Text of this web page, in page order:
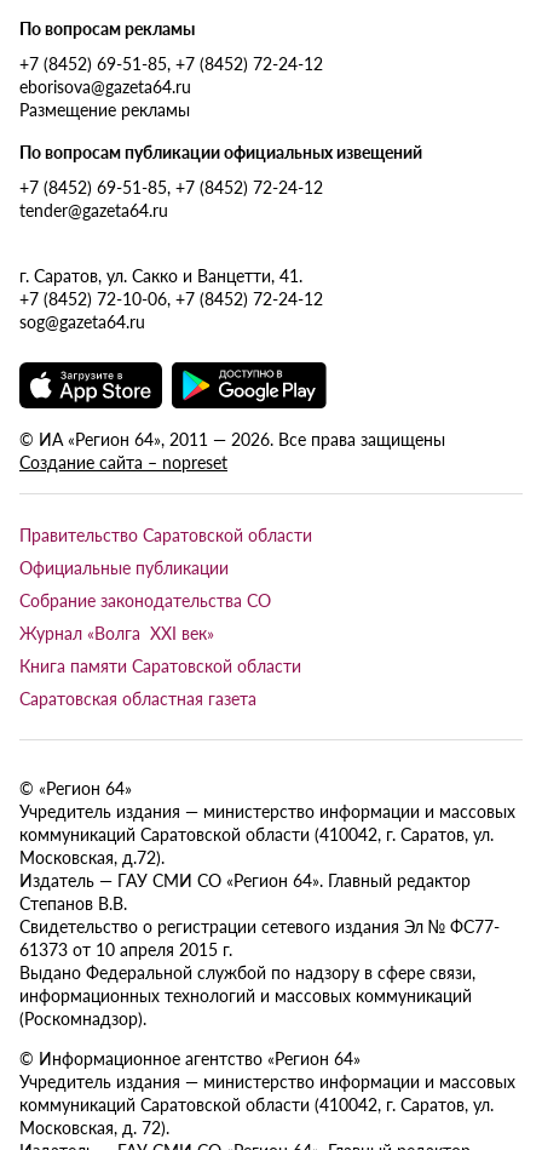
По вопросам рекламы
+7 (8452) 69-51-85, +7 (8452) 72-24-12
eborisova@gazeta64.ru
Размещение рекламы
По вопросам публикации официальных извещений
+7 (8452) 69-51-85, +7 (8452) 72-24-12
tender@gazeta64.ru
г. Саратов, ул. Сакко и Ванцетти, 41.
+7 (8452) 72-10-06, +7 (8452) 72-24-12
sog@gazeta64.ru
© ИА «Регион 64», 2011 — 2026. Все права защищены
Создание сайта – nopreset
Правительство Саратовской области
Официальные публикации
Собрание законодательства СО
Журнал «Волга XXI век»
Книга памяти Саратовской области
Саратовская областная газета
© «Регион 64»
Учредитель издания — министерство информации и массовых
коммуникаций Саратовской области (410042, г. Саратов, ул.
Московская, д.72).
Издатель — ГАУ СМИ СО «Регион 64». Главный редактор
Степанов В.В.
Свидетельство о регистрации сетевого издания Эл № ФС77-
61373 от 10 апреля 2015 г.
Выдано Федеральной службой по надзору в сфере связи,
информационных технологий и массовых коммуникаций
(Роскомнадзор).
© Информационное агентство «Регион 64»
Учредитель издания — министерство информации и массовых
коммуникаций Саратовской области (410042, г. Саратов, ул.
Московская, д. 72).